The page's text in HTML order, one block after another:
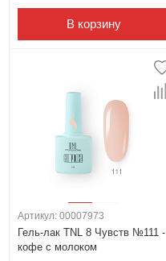
В корзину
Артикул: 00007973
Гель-лак TNL 8 Чувств №111 -
кофе с молоком